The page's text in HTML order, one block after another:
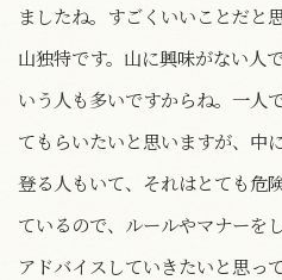
ましたね。すごくいいことだと
山独特です。山に興味がない人
いう人も多いですからね。一人
てもらいたいと思いますが、中
登る人もいて、それはとても危
ているので、ルールやマナーを
アドバイスしていきたいと思っ